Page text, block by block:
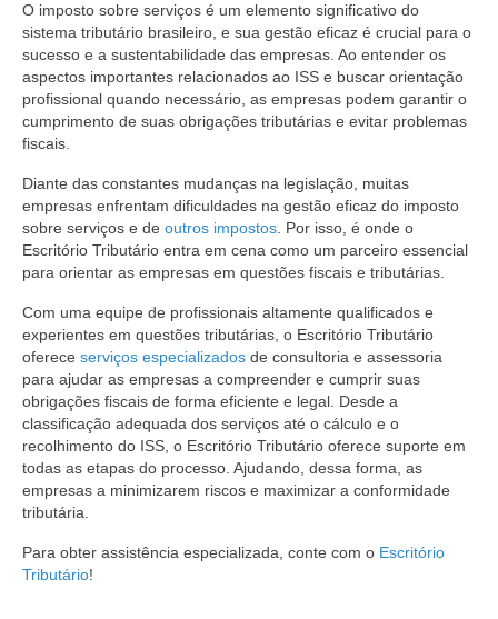
O imposto sobre serviços é um elemento significativo do
sistema tributário brasileiro, e sua gestão eficaz é crucial para o
sucesso e a sustentabilidade das empresas. Ao entender os
aspectos importantes relacionados ao ISS e buscar orientação
profissional quando necessário, as empresas podem garantir o
cumprimento de suas obrigações tributárias e evitar problemas
fiscais.
Diante das constantes mudanças na legislação, muitas
empresas enfrentam dificuldades na gestão eficaz do imposto
sobre serviços e de outros impostos . Por isso, é onde o
Escritório Tributário entra em cena como um parceiro essencial
para orientar as empresas em questões fiscais e tributárias.
Com uma equipe de profissionais altamente qualificados e
experientes em questões tributárias, o Escritório Tributário
oferece serviços especializados de consultoria e assessoria
para ajudar as empresas a compreender e cumprir suas
obrigações fiscais de forma eficiente e legal. Desde a
classificação adequada dos serviços até o cálculo e o
recolhimento do ISS, o Escritório Tributário oferece suporte em
todas as etapas do processo. Ajudando, dessa forma, as
empresas a minimizarem riscos e maximizar a conformidade
tributária.
Para obter assistência especializada, conte com o Escritório
Tributário!